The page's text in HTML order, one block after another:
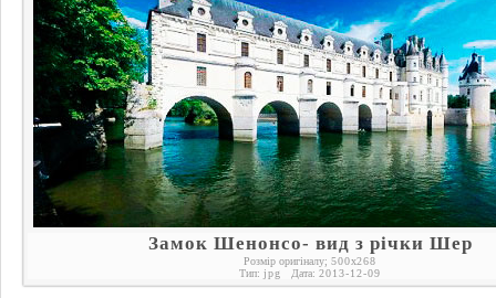
Замок Шенонсо- вид з річки Шер
Розмір оригіналу; 500x268
Тип: jpg Дата: 2013-12-09